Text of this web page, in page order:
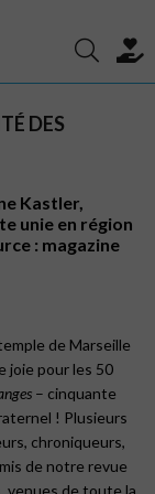
DES
Kastler,
unie en région
: magazine
de Marseille
joie pour les 50
– cinquante
! Plusieurs
chroniqueurs,
de notre revue
venues de toute la